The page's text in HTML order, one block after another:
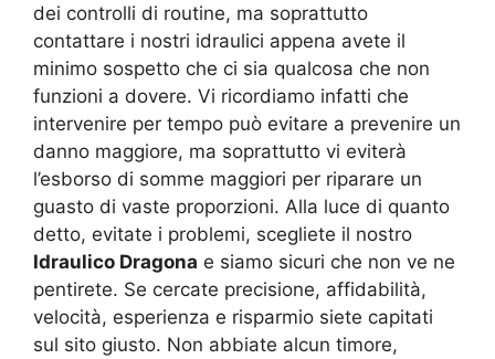
dei controlli di routine, ma soprattutto
contattare i nostri idraulici appena avete il
minimo sospetto che ci sia qualcosa che non
funzioni a dovere. Vi ricordiamo infatti che
intervenire per tempo può evitare a prevenire un
danno maggiore, ma soprattutto vi eviterà
l’esborso di somme maggiori per riparare un
guasto di vaste proporzioni. Alla luce di quanto
detto, evitate i problemi, scegliete il nostro
Idraulico Dragona e siamo sicuri che non ve ne
pentirete. Se cercate precisione, affidabilità,
velocità, esperienza e risparmio siete capitati
sul sito giusto. Non abbiate alcun timore,